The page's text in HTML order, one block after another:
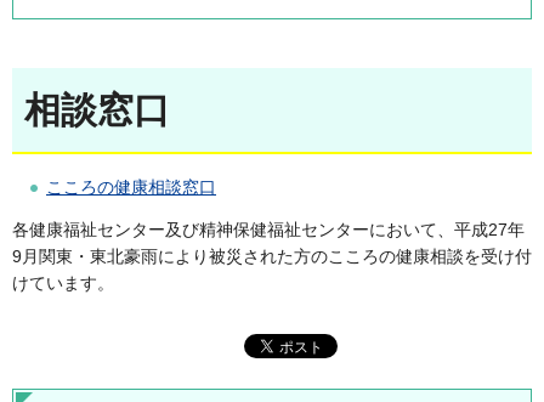
相談窓口
こころの健康相談窓口
各健康福祉センター及び精神保健福祉センターにおいて、平成27年
9月関東・東北豪雨により被災された方のこころの健康相談を受け付
けています。